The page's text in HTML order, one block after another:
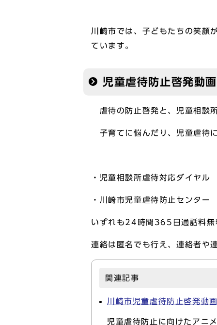
川崎市では、子どもたちの笑顔
ています。
児童虐待防止啓発動画
虐待の防止啓発と、児童相談
子育てに悩んだり、児童虐待
・児童相談所虐待対応ダイヤ
・川崎市児童虐待防止センタ
いずれも24時間365日通話料無
連絡は匿名でも行え、連絡者や
関連記事
川崎市児童虐待防止啓発動
児童虐待防止に向けたアニ